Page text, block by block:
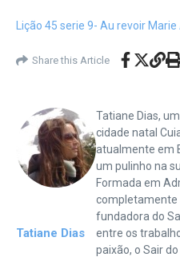
Lição 45 serie 9- Au revoir Marie
Share this Article
Tatiane Dias
Tatiane Dias,
cidade natal
atualmente em
um pulinho na
Formada em
completamente
fundadora do
entre os
paixão, o Sair do